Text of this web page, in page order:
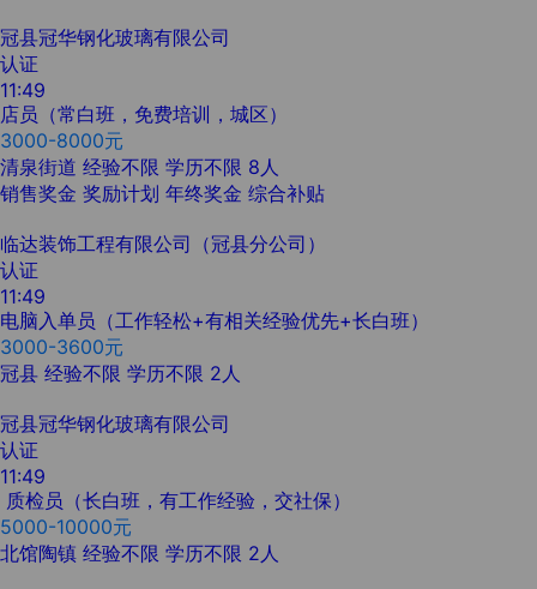
冠县冠华钢化玻璃有限公司
认证
11:49
店员（常白班，免费培训，城区）
3000-8000元
清泉街道 经验不限 学历不限 8人
销售奖金 奖励计划 年终奖金 综合补贴
临达装饰工程有限公司（冠县分公司）
认证
11:49
电脑入单员（工作轻松+有相关经验优先+长白班）
3000-3600元
冠县 经验不限 学历不限 2人
冠县冠华钢化玻璃有限公司
认证
11:49
质检员（长白班，有工作经验，交社保）
5000-10000元
北馆陶镇 经验不限 学历不限 2人